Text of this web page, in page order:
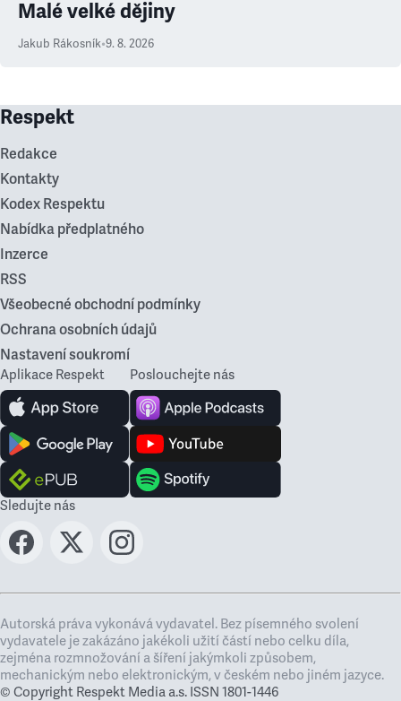
Malé velké dějiny
Jakub Rákosník•9. 8. 2026
Respekt
Redakce
Kontakty
Kodex Respektu
Nabídka předplatného
Inzerce
RSS
Všeobecné obchodní podmínky
Ochrana osobních údajů
Nastavení soukromí
Aplikace Respekt Poslouchejte nás
Sledujte nás
Autorská práva vykonává vydavatel. Bez písemného svolení
vydavatele je zakázáno jakékoli užití částí nebo celku díla,
zejména rozmnožování a šíření jakýmkoli způsobem,
mechanickým nebo elektronickým, v českém nebo jiném jazyce.
© Copyright Respekt Media a.s. ISSN 1801-1446